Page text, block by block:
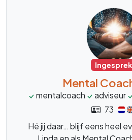
Ingesprek
Mental
mentalcoach adviseur
73
Hé jij daar… blijf eens heel